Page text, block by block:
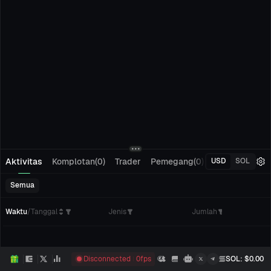
Aktivitas Komplotan(0) Trader Pemegang(0) Pelacakan(0)
USD SOL
Semua
Waktu/Tanggal Jenis Jumlah
Disconnected 0fps SOL: $0.00